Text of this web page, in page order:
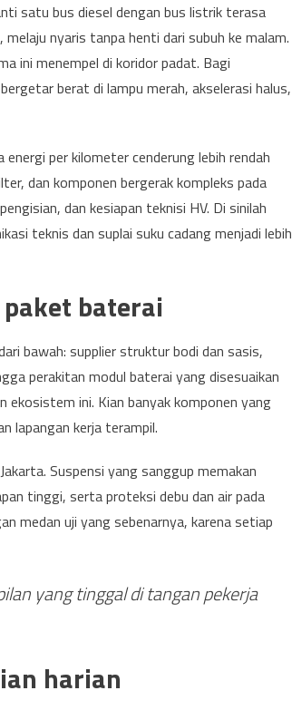
satu bus diesel dengan bus listrik terasa
nyaris tanpa henti dari subuh ke malam.
ini menempel di koridor padat. Bagi
berat di lampu merah, akselerasi halus,
per kilometer cenderung lebih rendah
dan komponen bergerak kompleks pada
dan kesiapan teknisi HV. Di sinilah
teknis dan suplai suku cadang menjadi lebih
baterai
bawah: supplier struktur bodi dan sasis,
perakitan modul baterai yang disesuaikan
ekosistem ini. Kian banyak komponen yang
lapangan kerja terampil.
Suspensi yang sanggup memakan
tinggi, serta proteksi debu dan air pada
medan uji yang sebenarnya, karena setiap
yang tinggal di tangan pekerja
harian